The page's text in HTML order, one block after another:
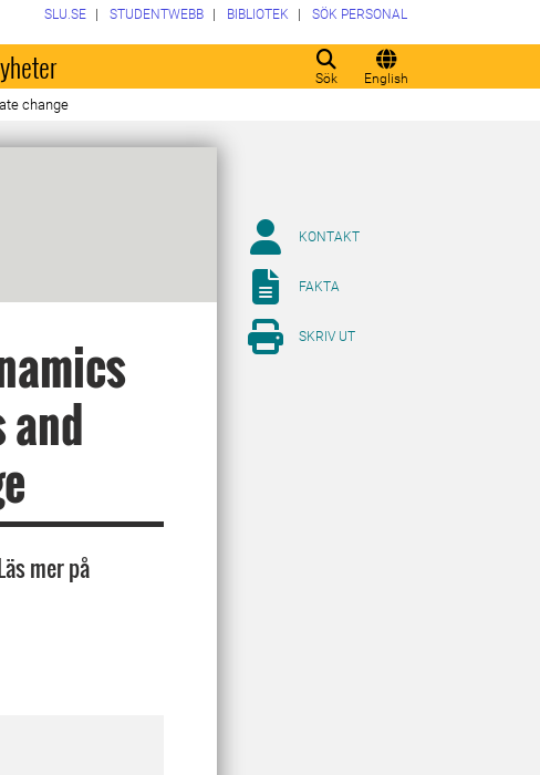
Sök English
SLU.SE STUDENTWEBB BIBLIOTEK SÖK PERSONAL
change
mer på
KONTAKT
FAKTA
SKRIV UT